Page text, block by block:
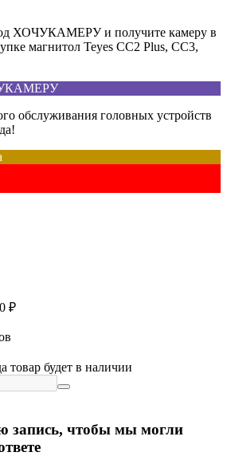
ХОЧУКАМЕРУ и получите камеру в
магнитол Teyes CC2 Plus, CC3,
обслуживания головных устройств
₽
товар будет в наличии
запись, чтобы мы могли